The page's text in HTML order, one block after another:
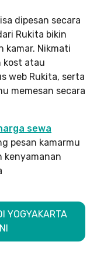
dipesan secara
Rukita bikin
kamar. Nikmati
kost atau
web Rukita, serta
memesan secara
sewa
pesan kamarmu
kenyamanan
YOGYAKARTA